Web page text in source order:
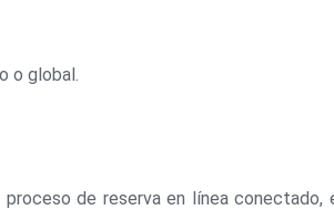
o global.
de reserva en línea conectado,